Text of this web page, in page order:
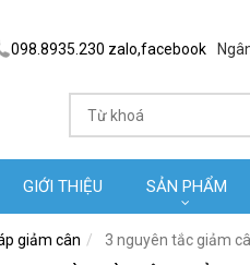
098.8935.230 zalo,facebook
GIỚI THIỆU SẢN PHẨM
giảm cân 3 nguyên tắc giảm